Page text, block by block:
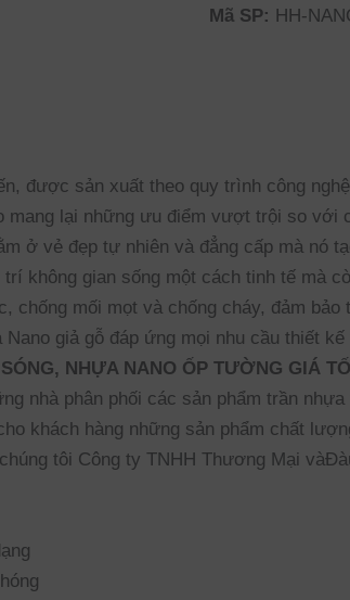
Mã SP: HH-
được sản xuất theo quy trình công
lại những ưu điểm vượt trội so với
ở vẻ đẹp tự nhiên và đẳng cấp mà nó
không gian sống một cách tinh tế mà
chống mối mọt và chống cháy, đảm
giả gỗ đáp ứng mọi nhu cầu thiết
NHỰA NANO ỐP TƯỜNG GIÁ
nhà phân phối các sản phẩm trần
khách hàng những sản phẩm chất
tôi Công ty TNHH Thương Mại